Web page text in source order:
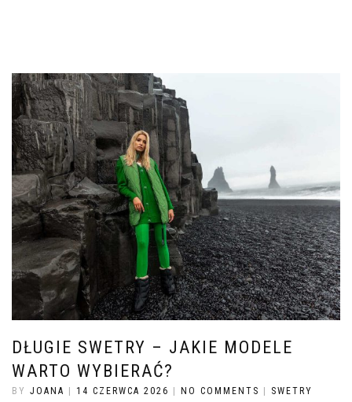
DŁUGIE SWETRY – JAKIE MODELE
WARTO WYBIERAĆ?
BY JOANA | 14 CZERWCA 2026 | NO COMMENTS | SWETRY